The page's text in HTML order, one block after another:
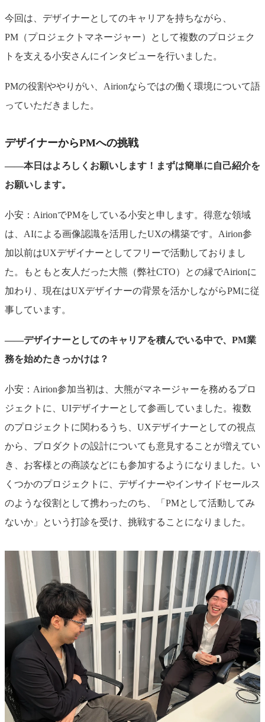
今回は、デザイナーとしてのキャリアを持ちながら、
PM（プロジェクトマネージャー）として複数のプロジェク
トを支える小安さんにインタビューを行いました。
PMの役割ややりがい、Airionならではの働く環境について語
っていただきました。
デザイナーからPMへの挑戦
――本日はよろしくお願いします！まずは簡単に自己紹介を
お願いします。
小安：AirionでPMをしている小安と申します。得意な領域
は、AIによる画像認識を活用したUXの構築です。Airion参
加以前はUXデザイナーとしてフリーで活動しておりまし
た。もともと友人だった大熊（弊社CTO）との縁でAirionに
加わり、現在はUXデザイナーの背景を活かしながらPMに従
事しています。
――デザイナーとしてのキャリアを積んでいる中で、PM業
務を始めたきっかけは？
小安：Airion参加当初は、大熊がマネージャーを務めるプロ
ジェクトに、UIデザイナーとして参画していました。複数
のプロジェクトに関わるうち、UXデザイナーとしての視点
から、プロダクトの設計についても意見することが増えてい
き、お客様との商談などにも参加するようになりました。い
くつかのプロジェクトに、デザイナーやインサイドセールス
のような役割として携わったのち、「PMとして活動してみ
ないか」という打診を受け、挑戦することになりました。